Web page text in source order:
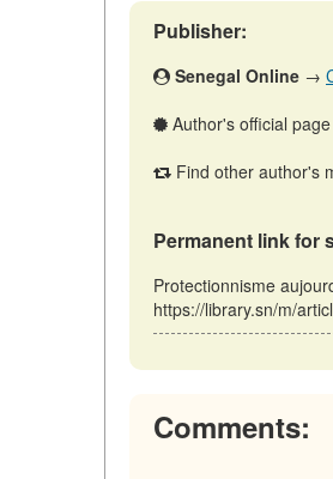
Publisher:
Senegal Online →
Author's official
Find other author's
Permanent link for
Protectionnisme
https://library.sn/m/
Comments: